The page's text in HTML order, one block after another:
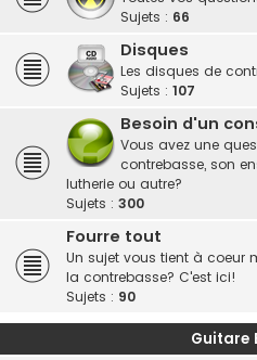
Sujets : 66
Disques
Les disques de
Sujets : 107
Besoin d'un
Vous avez une
contrebasse, son
lutherie ou autre?
Sujets : 300
Fourre tout
Un sujet vous tient à coeur
la contrebasse? C'est ici!
Sujets : 90
Guitare